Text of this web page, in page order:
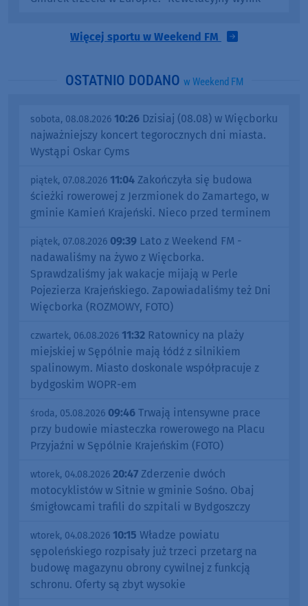
Więcej sportu w Weekend FM
OSTATNIO DODANO w Weekend FM
sobota, 08.08.2026 10:26 Dzisiaj (08.08) w Więcborku
najważniejszy koncert tegorocznych dni miasta.
Wystąpi Oskar Cyms
piątek, 07.08.2026 11:04 Zakończyła się budowa
ścieżki rowerowej z Jerzmionek do Zamartego, w
gminie Kamień Krajeński. Nieco przed terminem
piątek, 07.08.2026 09:39 Lato z Weekend FM -
nadawaliśmy na żywo z Więcborka.
Sprawdzaliśmy jak wakacje mijają w Perle
Pojezierza Krajeńskiego. Zapowiadaliśmy też Dni
Więcborka (ROZMOWY, FOTO)
czwartek, 06.08.2026 11:32 Ratownicy na plaży
miejskiej w Sępólnie mają łódź z silnikiem
spalinowym. Miasto doskonale współpracuje z
bydgoskim WOPR-em
środa, 05.08.2026 09:46 Trwają intensywne prace
przy budowie miasteczka rowerowego na Placu
Przyjaźni w Sępólnie Krajeńskim (FOTO)
wtorek, 04.08.2026 20:47 Zderzenie dwóch
motocyklistów w Sitnie w gminie Sośno. Obaj
śmigłowcami trafili do szpitali w Bydgoszczy
wtorek, 04.08.2026 10:15 Władze powiatu
sępoleńskiego rozpisały już trzeci przetarg na
budowę magazynu obrony cywilnej z funkcją
schronu. Oferty są zbyt wysokie